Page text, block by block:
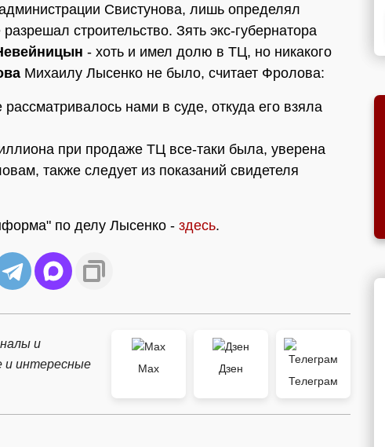
Свистунова, лишь определял
строительство. Зять экс-губернатора
- хоть и имел долю в ТЦ, но никакого
Михаилу Лысенко не было, считает Фролова:
рассматривалось нами в суде, откуда его взяла
при продаже ТЦ все-таки была, уверена
также следует из показаний свидетеля
по делу Лысенко - здесь.
и
и интересные
Max
Дзен
Телеграм